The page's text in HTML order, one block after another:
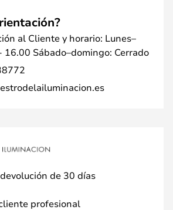
al Cliente y horario: Lunes–
16.00 Sábado–domingo: Cerrado
de 30 días
profesional